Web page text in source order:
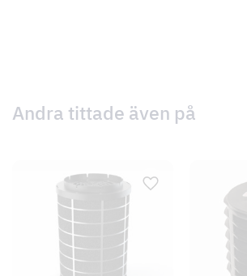
Andra tittade även på